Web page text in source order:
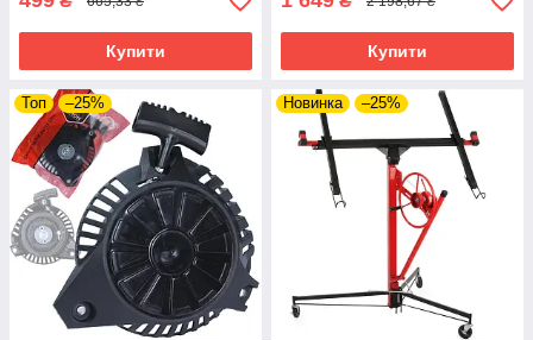
Купити Купити
Топ –25% Новинка –25%